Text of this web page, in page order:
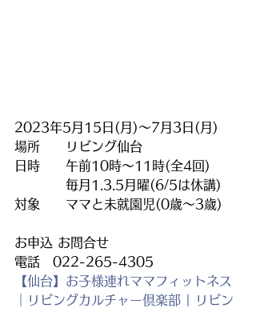
2023年5月15日(月)～7月3日(月)
場所　　リビング仙台
日時　　午前10時～11時(全4回)
毎月1.3.5月曜(6/5は休講)
対象　　ママと未就園児(0歳～3歳)
お申込 お問合せ
電話　022-265-4305
【仙台】お子様連れママフィットネス
｜リビングカルチャー倶楽部 | リビン